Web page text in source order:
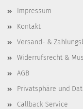
Impressum
Kontakt
Versand- &
Widerrufsrecht &
AGB
Privatsphäre und
Callback Service